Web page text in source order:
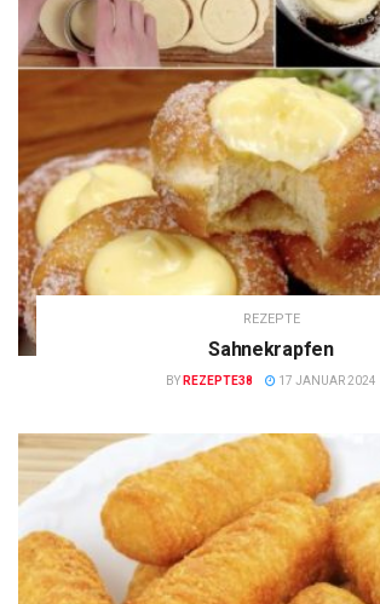
REZEPTE
Sahnekrapfen
BY REZEPTE38 17 JANUAR 2024